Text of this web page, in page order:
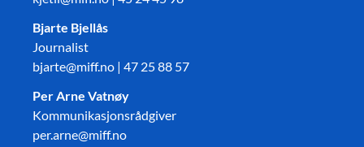
Bjarte Bjellås
Journalist
bjarte@miff.no | 47 25 88 57
Per Arne Vatnøy
Kommunikasjonsrådgiver
per.arne@miff.no